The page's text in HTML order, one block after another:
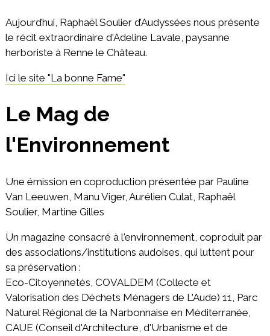
Aujourd’hui, Raphaël Soulier d’Audyssées nous présente
le récit extraordinaire d'Adeline Lavale, paysanne
herboriste à Renne le Château.
Ici le site "La bonne Fame"
Le Mag de
l'Environnement
Une émission en coproduction présentée par Pauline
Van Leeuwen, Manu Viger, Aurélien Culat, Raphaël
Soulier, Martine Gilles
Un magazine consacré à l'environnement, coproduit par
des associations/institutions audoises, qui luttent pour
sa préservation :
Eco-Citoyennetés, COVALDEM (Collecte et
Valorisation des Déchets Ménagers de L'Aude) 11, Parc
Naturel Régional de la Narbonnaise en Méditerranée,
CAUE (Conseil d'Architecture, d'Urbanisme et de